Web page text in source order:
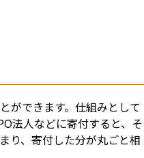
ができます。仕組みとして
法人などに寄付すると、そ
り、寄付した分が丸ごと相